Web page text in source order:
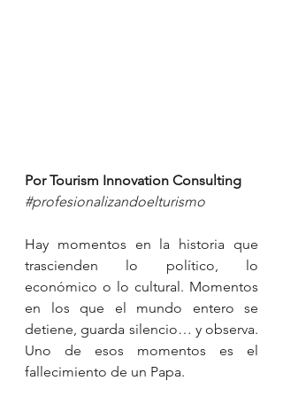
Por Tourism Innovation Consulting
#profesionalizandoelturismo
Hay momentos en la historia que
trascienden lo político, lo
económico o lo cultural. Momentos
en los que el mundo entero se
detiene, guarda silencio… y observa.
Uno de esos momentos es el
fallecimiento de un Papa.